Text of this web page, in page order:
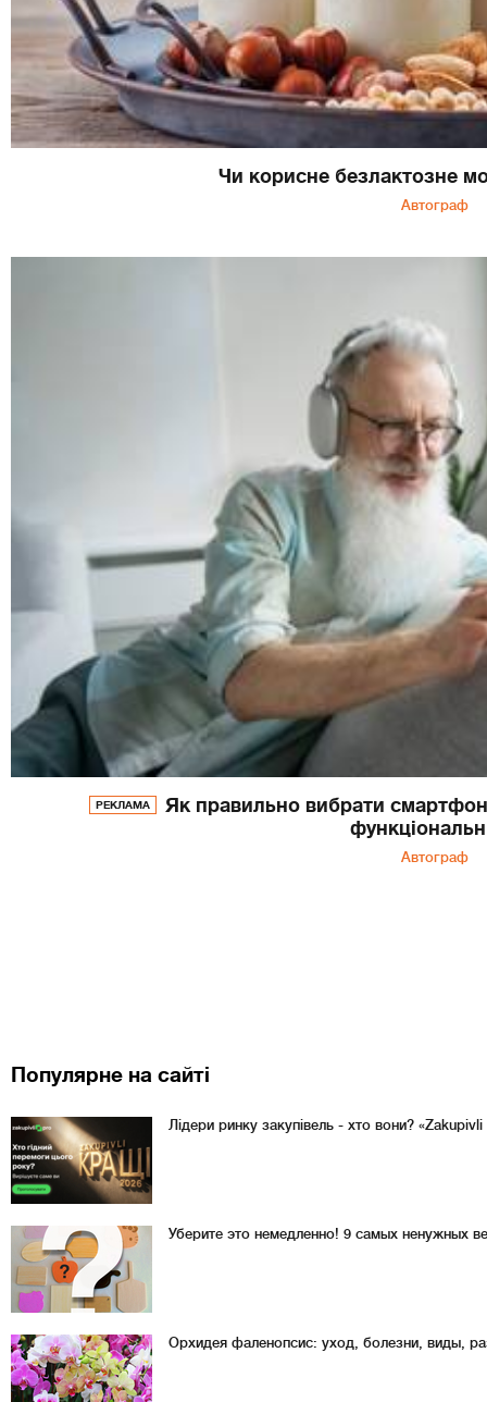
Чи корисне безлактозне
Автограф
РЕКЛАМА
Як правильно вибрати
Автограф
Популярне на сайті
Лідери ринку закупівель - хто вони?
Уберите это немедленно! 9 самых ненужных
Орхидея фаленопсис: уход, болезни, виды,